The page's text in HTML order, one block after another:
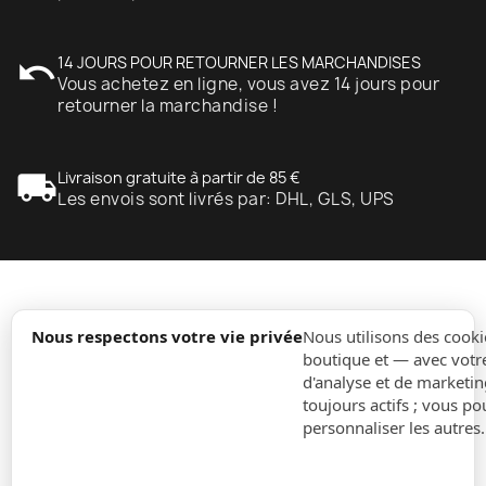
Nous respectons votre vie privéeNous utilisons des
boutique et — avec
d'analyse et de
toujours actifs ; vous
personnaliser les
undo14 JOURS POUR RETOURNER LES MARCHANDISES
Vous achetez en ligne, vous avez 14 jours pour
retourner la marchandise !
local_shippingLivraison gratuite à partir de 85 €
Les envois sont livrés par: DHL, GLS, UPS
expand_more